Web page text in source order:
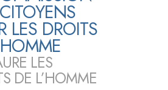
LES DROITS
LES
DE L’HOMME